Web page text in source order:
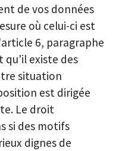
de vos données
où celui-ci est
6, paragraphe
qu'il existe des
situation
est dirigée
Le droit
si des motifs
dignes de